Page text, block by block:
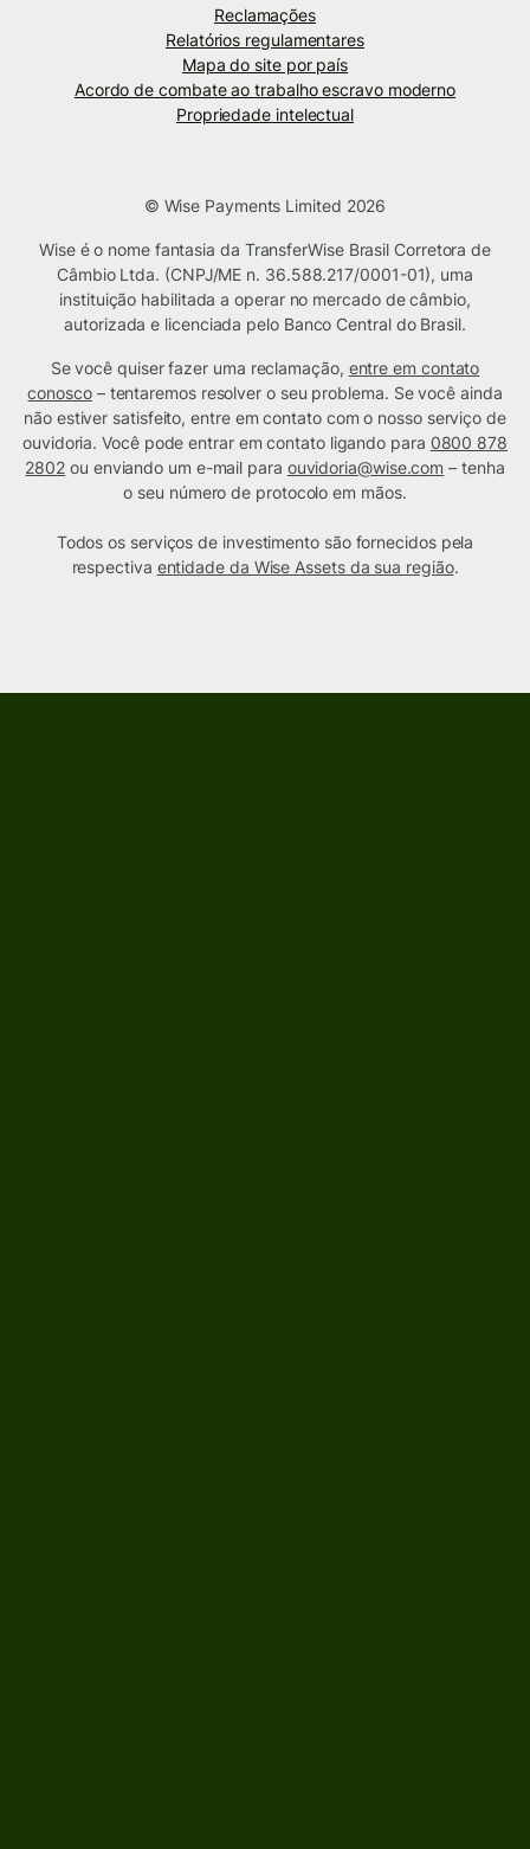
Reclamações
Relatórios regulamentares
Mapa do site por país
Acordo de combate ao trabalho escravo moderno
Propriedade intelectual
© Wise Payments Limited 2026
Wise é o nome fantasia da TransferWise Brasil Corretora de
Câmbio Ltda. (CNPJ/ME n. 36.588.217/0001-01), uma
instituição habilitada a operar no mercado de câmbio,
autorizada e licenciada pelo Banco Central do Brasil.
Se você quiser fazer uma reclamação, entre em contato
conosco– tentaremos resolver o seu problema. Se você ainda
não estiver satisfeito, entre em contato com o nosso serviço de
ouvidoria. Você pode entrar em contato ligando para 0800 878
2802 ou enviando um e-mail para ouvidoria@wise.com – tenha
o seu número de protocolo em mãos.
Todos os serviços de investimento são fornecidos pela
respectiva entidade da Wise Assets da sua região.